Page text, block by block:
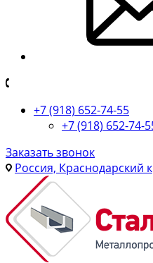
+7 (918) 652-74-55
+7 (918) 652-74-
Заказать звонок
Россия, Краснодарский